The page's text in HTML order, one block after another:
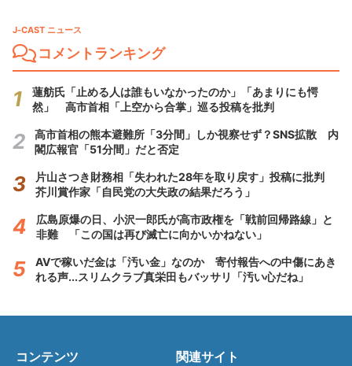
J-CAST ニュース
コメントランキング
蓮舫氏「止める人は誰もいなかったのか」「あまりにも愕
然」 高市首相「上空から合掌」巡る投稿を批判
高市首相の熊本避難所「3分間」しか視察せず？SNS拡散 内
閣広報官「51分間」だと否定
片山さつき財務相「失われた28年を取り戻す」投稿に批判
芥川賞作家「自民党の大失政の結果だろう」
広島原爆の日、小沢一郎氏が高市政権を「戦前回帰路線」と
非難 「この国は再び滅亡に向かいかねない」
AVで稼いだ金は「汚い金」なのか 寄付報告への中傷にあき
れる声...スリムクラブ真栄田もバッサリ「汚い心だね」
コンテンツ 関連サイト